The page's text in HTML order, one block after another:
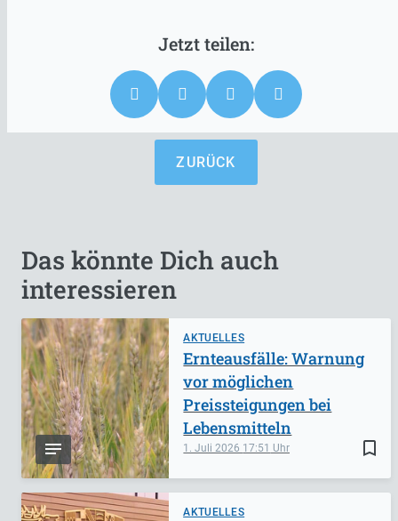
ZURÜCK
Das könnte Dich auch
interessieren
AKTUELLES
bookmark_border
1. Juli 2026 17:51
Ernteausfälle: Warnung
vor möglichen
Preissteigungen bei
Lebensmitteln
AKTUELLES